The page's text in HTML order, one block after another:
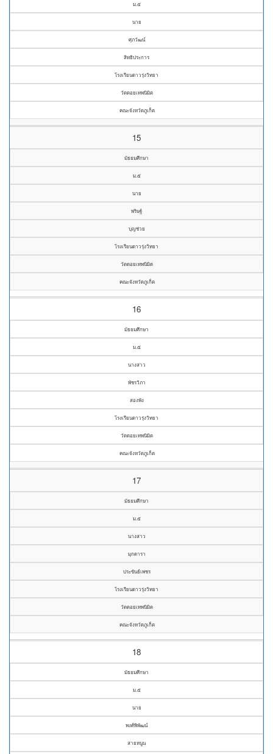
ม.๕
นาย
ศุภวัฒน์
สิทธิประการ
โรงเรียนดาวรุ่งวิทยา
วัดดอยเทพนิมิต
คณะจังหวัดภูเก็ต
15
มัธยมศึกษา
ม.๕
นาย
พริษฐ์
บุญช่วย
โรงเรียนดาวรุ่งวิทยา
วัดดอยเทพนิมิต
คณะจังหวัดภูเก็ต
16
มัธยมศึกษา
ม.๕
นางสาว
พัชรวิภา
สองพัง
โรงเรียนดาวรุ่งวิทยา
วัดดอยเทพนิมิต
คณะจังหวัดภูเก็ต
17
มัธยมศึกษา
ม.๕
นางสาว
มุกดารา
ประขันธ์เพชร
โรงเรียนดาวรุ่งวิทยา
วัดดอยเทพนิมิต
คณะจังหวัดภูเก็ต
18
มัธยมศึกษา
ม.๕
นาย
พงศ์พิพัฒน์
สายหนูน